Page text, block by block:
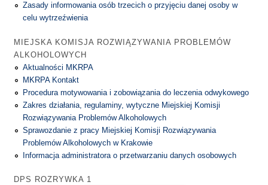
Zasady informowania osób trzecich o przyjęciu danej osoby w
celu wytrzeźwienia
MIEJSKA KOMISJA ROZWIĄZYWANIA PROBLEMÓW
ALKOHOLOWYCH
Aktualności MKRPA
MKRPA Kontakt
Procedura motywowania i zobowiązania do leczenia odwykowego
Zakres działania, regulaminy, wytyczne Miejskiej Komisji
Rozwiązywania Problemów Alkoholowych
Sprawozdanie z pracy Miejskiej Komisji Rozwiązywania
Problemów Alkoholowych w Krakowie
Informacja administratora o przetwarzaniu danych osobowych
DPS ROZRYWKA 1